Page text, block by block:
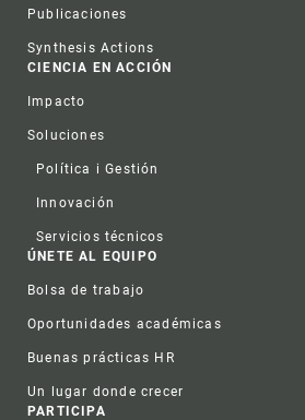
Publicaciones
Synthesis Actions
CIENCIA EN ACCIÓN
Impacto
Soluciones
Política i Gestión
Innovación
Servicios técnicos
ÚNETE AL EQUIPO
Bolsa de trabajo
Oportunidades académicas
Buenas prácticas HR
Un lugar donde crecer
PARTICIPA